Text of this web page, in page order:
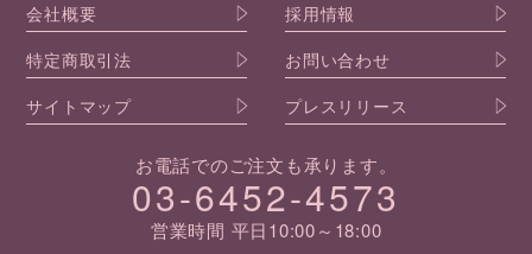
会社概要
採用情報
特定商取引法
お問い合わせ
サイトマップ
プレスリリース
お電話でのご注文も承ります。
03-6452-4573
営業時間 平日10:00～18:00